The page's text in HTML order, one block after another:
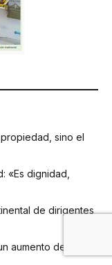
sino el
«Es dignidad,
de dirigentes
aumento del 75%